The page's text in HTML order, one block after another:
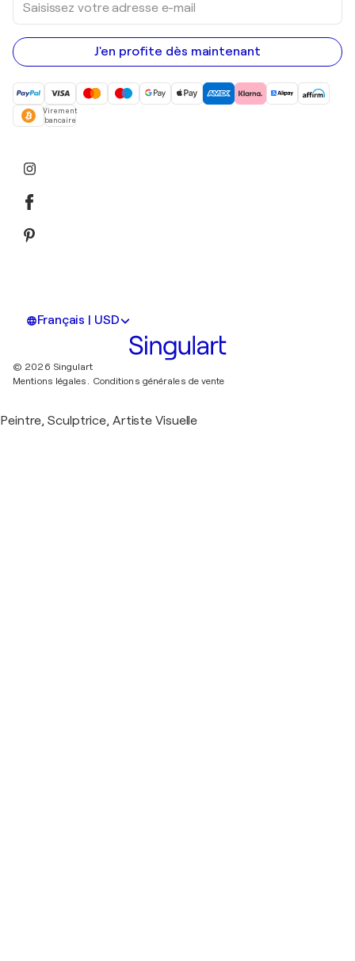
votre
adresse
e-
mail
J'en profite dès maintenant
Virement
bancaire
Français | USD
© 2026 Singulart
Mentions légales. Conditions générales de vente
Peintre, Sculptrice, Artiste Visuelle